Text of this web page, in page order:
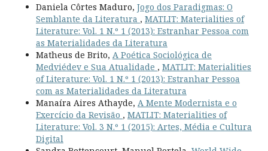
Daniela Côrtes Maduro, Jogo dos Paradigmas: O
Semblante da Literatura , MATLIT: Materialities of
Literature: Vol. 1 N.º 1 (2013): Estranhar Pessoa com
as Materialidades da Literatura
Matheus de Brito, A Poética Sociológica de
Medviédev e Sua Atualidade , MATLIT: Materialities
of Literature: Vol. 1 N.º 1 (2013): Estranhar Pessoa
com as Materialidades da Literatura
Manaíra Aires Athayde, A Mente Modernista e o
Exercício da Revisão , MATLIT: Materialities of
Literature: Vol. 3 N.º 1 (2015): Artes, Média e Cultura
Digital